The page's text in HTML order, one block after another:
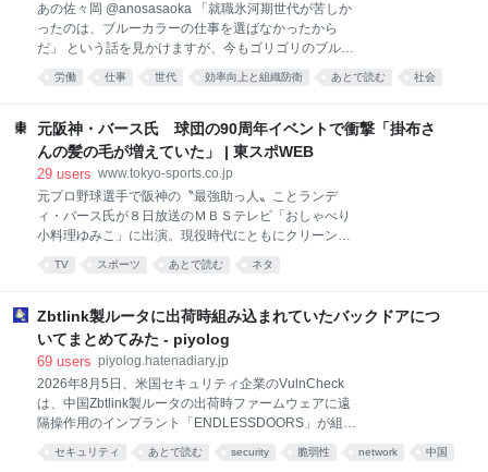
ではない。給料が特別に増えたわけでもなく、将来に
対する不安だけは年齢とともに増えている。その不安
を消すための酒にまで金を払わねばならない。 そし
て、もっと始末が悪いのは、酔っているときでさえ不
「悪かったのは自分で
まりに短絡的という話
あの佐々岡 @anosasaoka 「就職氷河期世代が苦しか
ったのは、ブルーカラーの仕事を選ばなかったから
だ」 という話を見かけますが、今もゴリゴリのブルー
カラーで週6勤務している福祉系インフラ土方の私か
らすると、 マジで何言ってんだこいつ、ですね。 氷河
る仕事だけを待っていたとでも思っているのでしょう
か。 身体を使う仕事へ行った人間なんて、いくらでも
います。 見えていないだけです。 建設へ行った。 物
行った。 非正規でも何でも、とにかく食うために働い
た。 そしてそこで、低賃金、長時間労働、使い捨てに
近い働かせ方に、死にものぐるいで耐えてきた人たち
がいる。 それを今になって、 「仕事はあった」 「選
労働 仕事 世代 効率向上と組織防衛 あとで読む 社会
元阪神・バース氏 球団の90周年イベントで衝撃「掛布さ
んの髪の毛が増えていた」 | 東スポWEB
29 users www.tokyo-sports.co.jp
元プロ野球選手で阪神の〝最強助っ人〟ことランデ
ィ・バース氏が８日放送のＭＢＳテレビ「おしゃべり
小料理ゆみこ」に出演。現役時代にともにクリーンア
ップを担った掛布雅之氏、岡田彰布氏の裏話を披露し
た。 大の虎党として知られるＭＣの有働由美子から、
イガースの選手はみんなスピードがある。掛布さんも
岡田さんもみんな遅かった」と指摘。「その代わりに
私たちはホームランを打った」と付け加え、ニッコリ
と質問すると、バース氏は「阪神タイガース９０周年
のイベントに呼ばれて久しぶりに来日してビックリし
たのが、掛布さんの髪の毛が増えていたんだよ。それ
に一番驚いたんだ」とニヤリ。 それに爆笑した有働が
TV スポーツ あとで読む ネタ
Zbtlink製ルータに出荷時組み込まれていたバックドアにつ
いてまとめてみた - piyolog
69 users piyolog.hatenadiary.jp
2026年8月5日、米国セキュリティ企業のVulnCheck
は、中国Zbtlink製ルータの出荷時ファームウェアに遠
隔操作用のインプラント「ENDLESSDOORS」が組み
込まれていたとする調査結果を公開しました。対象の
実装は外部から侵害を受けて仕込まれたものではな
セキュリティ あとで読む security 脆弱性 network 中国